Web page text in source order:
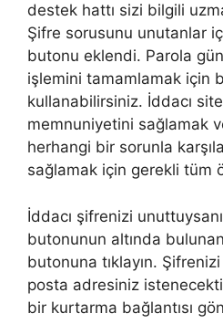
destek hattı sizi bilgili
Şifre sorusunu unutanlar
butonu eklendi. Parola
işlemini tamamlamak için
kullanabilirsiniz. İddacı
memnuniyetini sağlamak
herhangi bir sorunla
sağlamak için gerekli tüm
İddacı şifrenizi
butonunun altında
butonuna tıklayın.
posta adresiniz
bir kurtarma bağlantısı